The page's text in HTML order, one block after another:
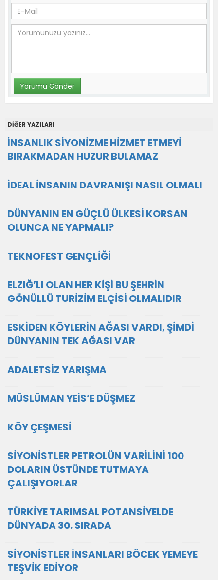
DİĞER YAZILARI
İNSANLIK SİYONİZME HİZMET ETMEYİ
BIRAKMADAN HUZUR BULAMAZ
İDEAL İNSANIN DAVRANIŞI NASIL OLMALI
DÜNYANIN EN GÜÇLÜ ÜLKESİ KORSAN
OLUNCA NE YAPMALI?
TEKNOFEST GENÇLİĞİ
ELZIĞ’LI OLAN HER KİŞİ BU ŞEHRİN
GÖNÜLLÜ TURİZİM ELÇİSİ OLMALIDIR
ESKİDEN KÖYLERİN AĞASI VARDI, ŞİMDİ
DÜNYANIN TEK AĞASI VAR
ADALETSİZ YARIŞMA
MÜSLÜMAN YEİS’E DÜŞMEZ
KÖY ÇEŞMESİ
SİYONİSTLER PETROLÜN VARİLİNİ 100
DOLARIN ÜSTÜNDE TUTMAYA
ÇALIŞIYORLAR
TÜRKİYE TARIMSAL POTANSİYELDE
DÜNYADA 30. SIRADA
SİYONİSTLER İNSANLARI BÖCEK YEMEYE
TEŞVİK EDİYOR